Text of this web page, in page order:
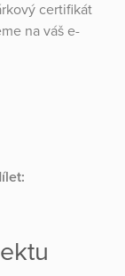
certifikát
na váš e-